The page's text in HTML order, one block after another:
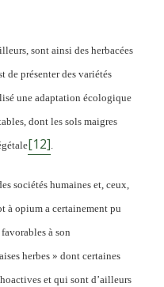
sont ainsi des herbacées
de présenter des variétés
une adaptation écologique
dont les sols maigres
[12].
sociétés humaines et, ceux,
à opium a certainement pu
à son
herbes » dont certaines
et qui sont d’ailleurs